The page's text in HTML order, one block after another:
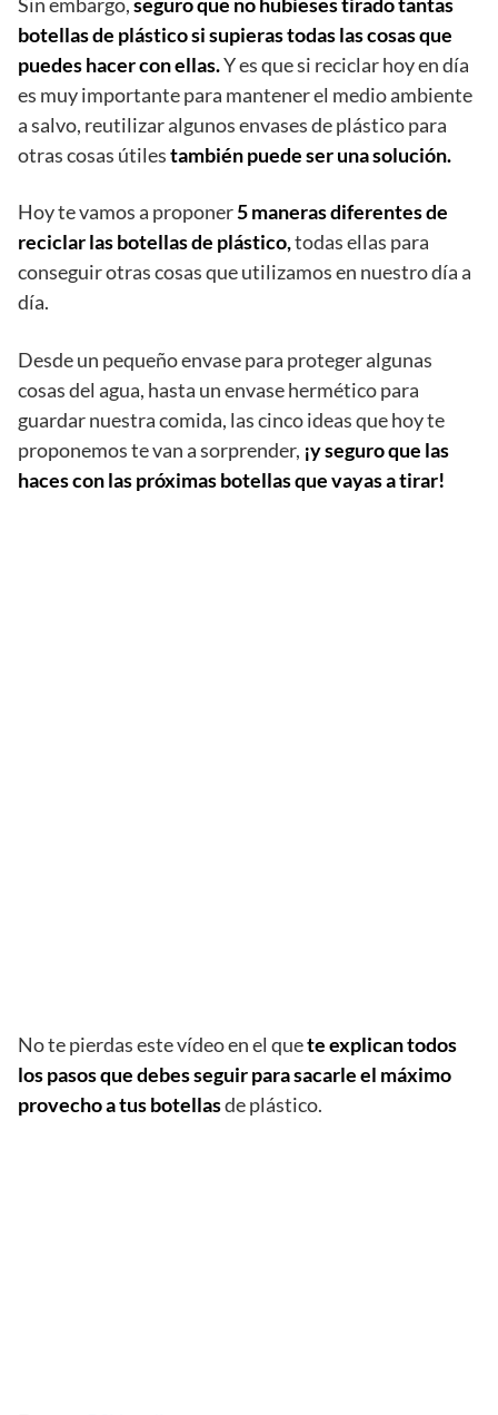
botellas de plástico si supieras todas las cosas que
puedes hacer con ellas.Y es que si reciclar hoy en día
es muy importante para mantener el medio ambiente
a salvo, reutilizar algunos envases de plástico para
otras cosas útilestambién puede ser una solución.
Hoy te vamos a proponer5 maneras diferentes de
reciclar las botellas de plástico,todas ellas para
conseguir otras cosas que utilizamos en nuestro día a
día.
Desde un pequeño envase para proteger algunas
cosas del agua, hasta un envase hermético para
guardar nuestra comida, las cinco ideas que hoy te
proponemos te van a sorprender, ¡y seguro que las
haces con las próximas botellas que vayas a tirar!
No te pierdas este vídeo en el quete explican todos
los pasos que debes seguir para sacarle el máximo
provecho a tus botellasde plástico.